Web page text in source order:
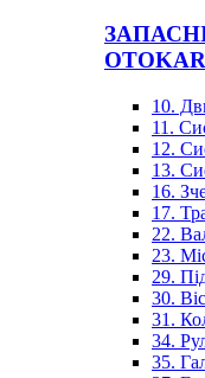
OTOKAR
10.
11.
12.
13.
16.
17.
22.
23.
29.
30.
31.
34.
35.